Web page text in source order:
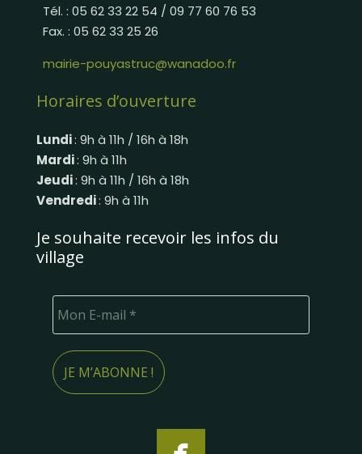
Tél. : 05 62 33 22 54 / 09 77 60 76 53
Fax. : 05 62 33 25 26
mairie-pouyastruc@wanadoo.fr
Horaires d’ouverture
Lundi: 9h à 11h / 16h à 18h
Mardi: 9h à 11h
Jeudi: 9h à 11h / 16h à 18h
Vendredi: 9h à 11h
Je souhaite recevoir les infos du
village